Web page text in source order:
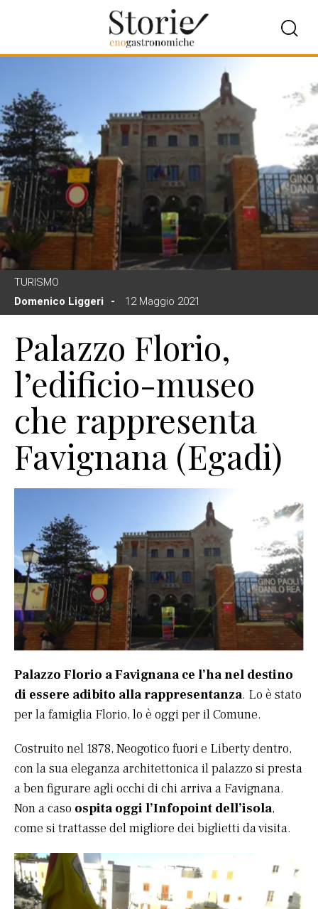
TURISMO
Domenico Liggeri
12 Maggio 2021
Palazzo Florio,
l’edificio-museo
che rappresenta
Favignana (Egadi)
Palazzo Florio a Favignana ce l’ha nel destino
di essere adibito alla rappresentanza. Lo è stato
per la famiglia Florio, lo è oggi per il Comune.
Costruito nel 1878, Neogotico fuori e Liberty dentro,
con la sua eleganza architettonica il palazzo si presta
a ben figurare agli occhi di chi arriva a Favignana.
Non a caso ospita oggi l’Infopoint dell’isola,
come si trattasse del migliore dei biglietti da visita.